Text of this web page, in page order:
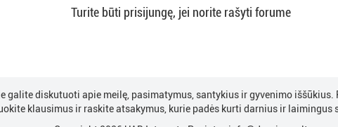
Turite būti prisijungę, jei norite rašyti forume
galite diskutuoti apie meilę, pasimatymus, santykius ir gyvenimo
klausimus ir raskite atsakymus, kurie padės kurti darnius ir laimingus